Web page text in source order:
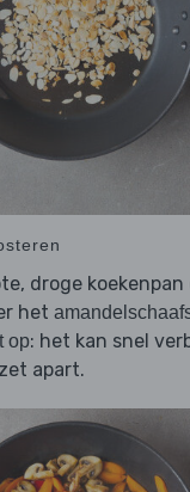
droge koekenpan
het
op: het kan snel
apart.